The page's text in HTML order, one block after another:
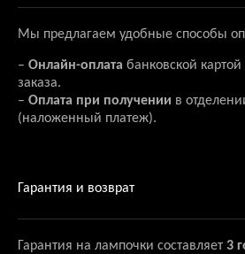
Мы предлагаем удобные способы
– Онлайн-оплата банковской
заказа.
– Оплата при получении в
(наложенный платеж).
Гарантия и возврат
Гарантия на лампочки составляет 3